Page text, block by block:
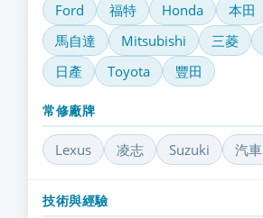
Ford 福特 Honda 本田
馬自達
Mitsubishi 三菱
日產
Toyota 豐田
常修廠牌
Lexus 凌志 Suzuki 汽車
技術與經驗